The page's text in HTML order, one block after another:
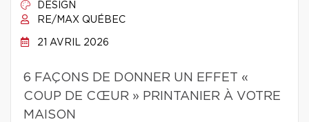
DESIGN
RE/MAX QUÉBEC
21 AVRIL 2026
6 FAÇONS DE DONNER UN EFFET «
COUP DE CŒUR » PRINTANIER À VOTRE
MAISON